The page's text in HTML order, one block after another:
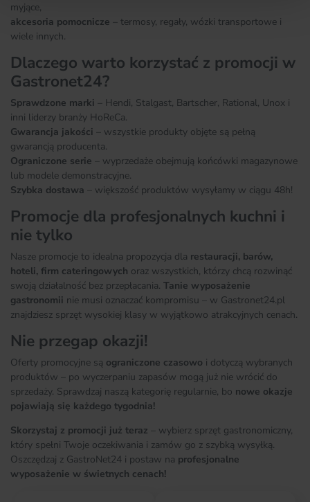
myjące,
akcesoria pomocnicze – termosy, regały, wózki transportowe i
wiele innych.
Dlaczego warto korzystać z promocji w
Gastronet24?
Sprawdzone marki – Hendi, Stalgast, Bartscher, Rational, Unox i
inni liderzy branży HoReCa.
Gwarancja jakości – wszystkie produkty objęte są pełną
gwarancją producenta.
Ograniczone serie – wyprzedaże obejmują końcówki magazynowe
lub modele demonstracyjne.
Szybka dostawa – większość produktów wysyłamy w ciągu 48h!
Promocje dla profesjonalnych kuchni i
nie tylko
Nasze promocje to idealna propozycja dla restauracji, barów,
hoteli, firm cateringowych oraz wszystkich, którzy chcą rozwinąć
swoją działalność bez przepłacania. Tanie wyposażenie
gastronomii nie musi oznaczać kompromisu – w Gastronet24.pl
znajdziesz sprzęt wysokiej klasy w wyjątkowo atrakcyjnych cenach.
Nie przegap okazji!
Oferty promocyjne są ograniczone czasowo i dotyczą wybranych
produktów – po wyczerpaniu zapasów mogą już nie wrócić do
sprzedaży. Sprawdzaj naszą kategorię regularnie, bo nowe okazje
pojawiają się każdego tygodnia!
Skorzystaj z promocji już teraz – wybierz sprzęt gastronomiczny,
który spełni Twoje oczekiwania i zamów go z szybką wysyłką.
Oszczędzaj z GastroNet24 i postaw na profesjonalne
wyposażenie w świetnych cenach!